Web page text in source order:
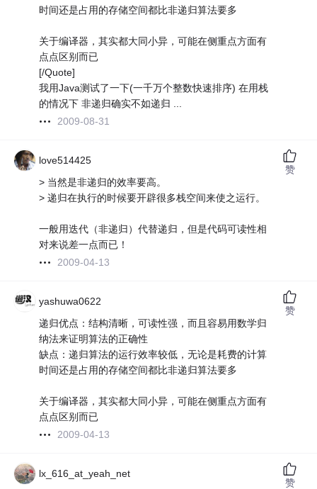
时间还是占用的存储空间都比非递归算法要多
关于编译器，其实都大同小异，可能在侧重点方面有
点点区别而已
[/Quote]
我用Java测试了一下(一千万个整数快速排序) 在用栈
的情况下 非递归确实不如递归 ...
2009-08-31
love514425
> 当然是非递归的效率要高。
> 递归在执行的时候要开辟很多栈空间来使之运行。
一般用迭代（非递归）代替递归，但是代码可读性相
对来说差一点而已！
2009-04-13
赞
yashuwa0622
递归优点：结构清晰，可读性强，而且容易用数学归
纳法来证明算法的正确性
缺点：递归算法的运行效率较低，无论是耗费的计算
时间还是占用的存储空间都比非递归算法要多
关于编译器，其实都大同小异，可能在侧重点方面有
点点区别而已
2009-04-13
赞
lx_616_at_yeah_net
赞